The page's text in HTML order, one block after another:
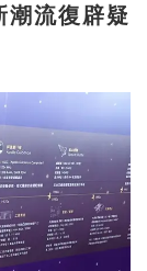
流復辟疑